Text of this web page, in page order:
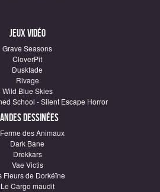
Jeux vidéo
Grave Seasons
CloverPit
Duskfade
Rivage
Wild Blue Skies
School - Silent Escape Horror
dessinées
des Animaux
Dark Bane
Drekkars
Vae Victis
Fleurs de Dorkéïne
Le Cargo maudit